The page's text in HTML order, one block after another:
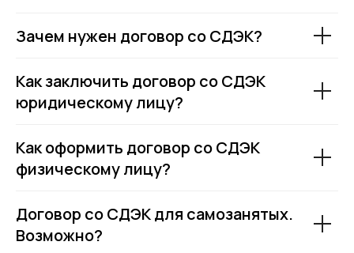
Зачем нужен договор со СДЭК?
Как заключить договор со СДЭК
юридическому лицу?
Как оформить договор со СДЭК
физическому лицу?
Договор со СДЭК для самозанятых.
Возможно?